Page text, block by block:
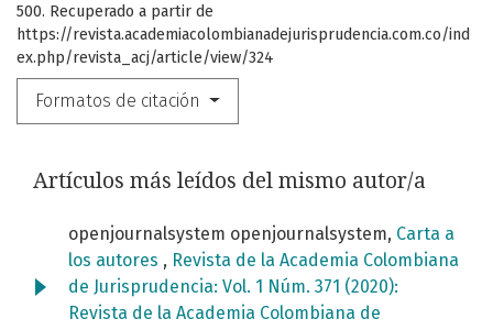
500. Recuperado a partir de
https://revista.academiacolombianadejurisprudencia.com.co/ind
ex.php/revista_acj/article/view/324
Formatos de citación
Artículos más leídos del mismo autor/a
openjournalsystem openjournalsystem, Carta a
los autores , Revista de la Academia Colombiana
de Jurisprudencia: Vol. 1 Núm. 371 (2020):
Revista de la Academia Colombiana de